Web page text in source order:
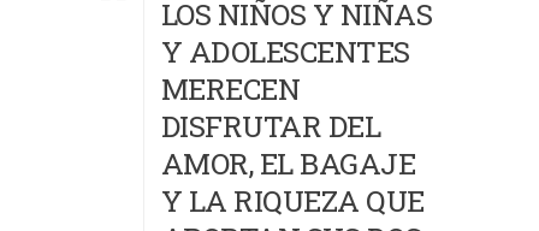
LOS NIÑOS Y NIÑAS
Y ADOLESCENTES
MERECEN
DISFRUTAR DEL
AMOR, EL BAGAJE
Y LA RIQUEZA QUE